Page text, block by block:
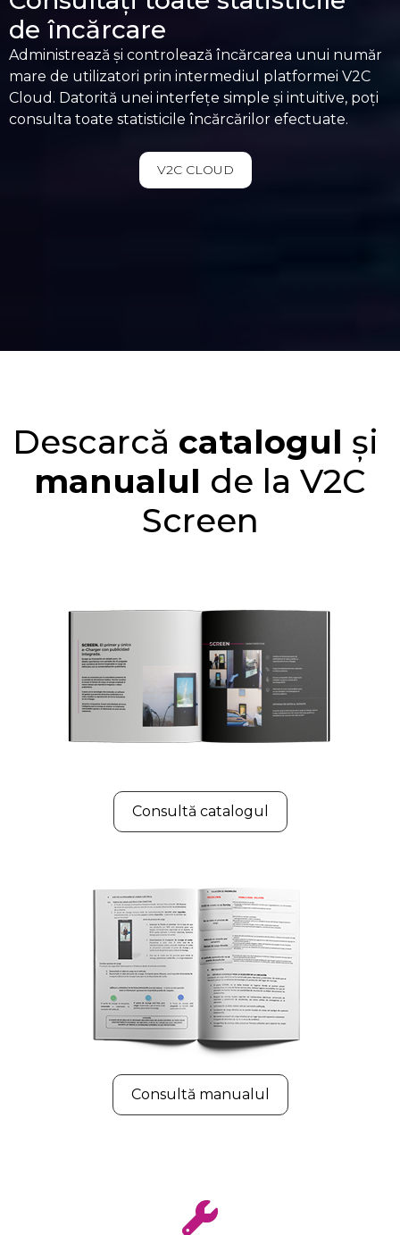
de încărcare
Administrează și controlează încărcarea unui număr
mare de utilizatori prin intermediul platformei V2C
Cloud. Datorită unei interfețe simple și intuitive, poți
consulta toate statisticile încărcărilor efectuate.
V2C CLOUD
Descarcă catalogul și
manualul de la V2C
Screen
Consultă catalogul
Consultă manualul